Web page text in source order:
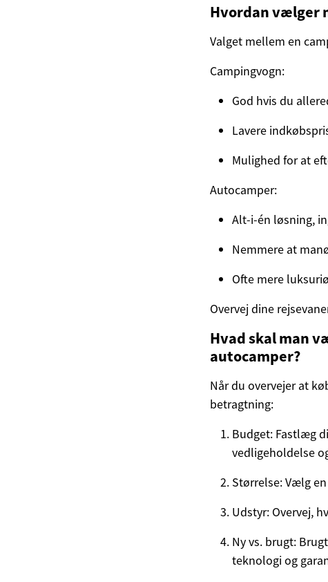
Hvordan vælger
Valget mellem en
Campingvogn:
God hvis du
Lavere
Mulighed for at
Autocamper:
Alt-i-én løsning,
Nemmere at
Ofte mere
Overvej dine
Hvad skal man
autocamper?
Når du overvejer at
betragtning:
Budget: Fastlæg
vedligeholdelse
Størrelse: Vælg
Udstyr: Overvej,
Ny vs. brugt:
teknologi og